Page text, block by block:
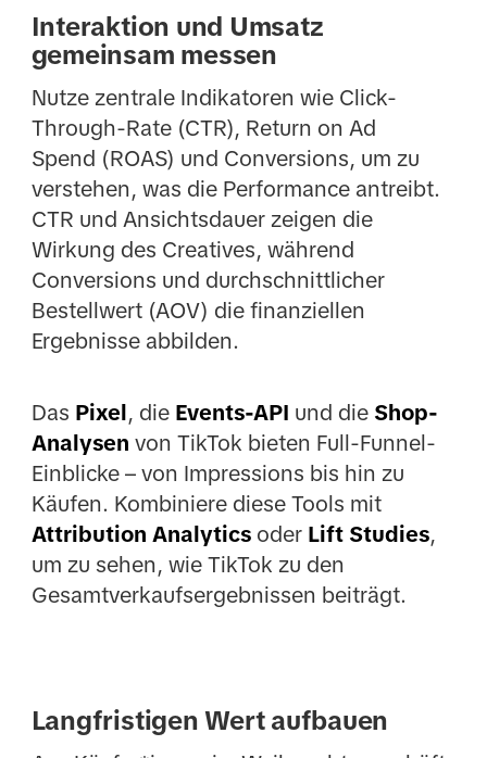
Interaktion und Umsatz
gemeinsam messen
Nutze zentrale Indikatoren wie Click-
Through-Rate (CTR), Return on Ad
Spend (ROAS) und Conversions, um zu
verstehen, was die Performance antreibt.
CTR und Ansichtsdauer zeigen die
Wirkung des Creatives, während
Conversions und durchschnittlicher
Bestellwert (AOV) die finanziellen
Ergebnisse abbilden.
Das Pixel , die Events-API und die Shop-
Analysen von TikTok bieten Full-Funnel-
Einblicke – von Impressions bis hin zu
Käufen. Kombiniere diese Tools mit
Attribution Analyticsoder Lift Studies,
um zu sehen, wie TikTok zu den
Gesamtverkaufsergebnissen beiträgt.
Langfristigen Wert aufbauen